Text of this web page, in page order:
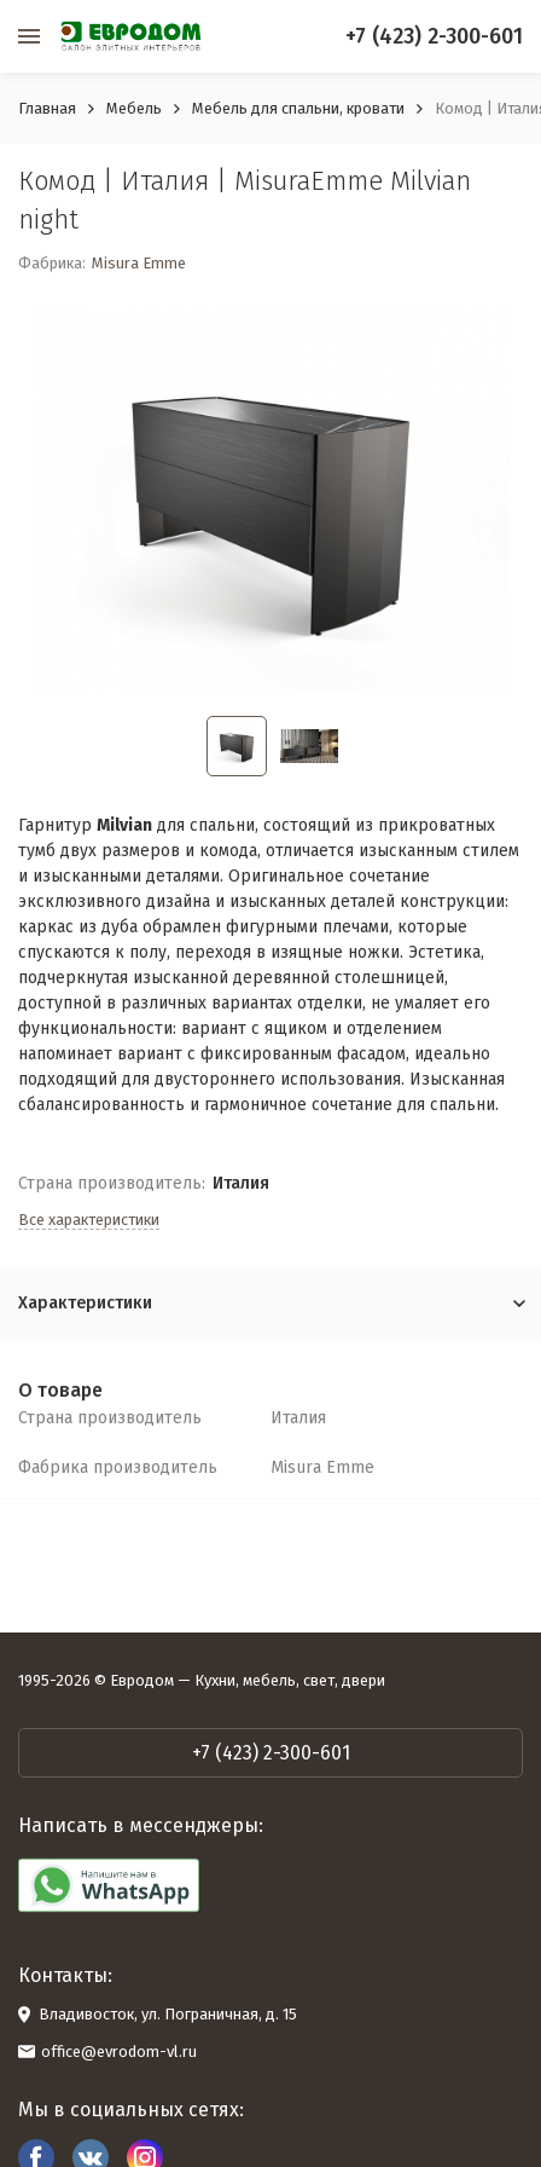
+7 (423) 2-300-601
Главная Мебель Мебель для спальни, кровати Комод |
Комод | Италия | MisuraEmme Milvian
night
Фабрика: Misura Emme
Гарнитур Milvian для спальни, состоящий из прикроватных
тумб двух размеров и комода, отличается изысканным стилем
и изысканными деталями. Оригинальное сочетание
эксклюзивного дизайна и изысканных деталей конструкции:
каркас из дуба обрамлен фигурными плечами, которые
спускаются к полу, переходя в изящные ножки. Эстетика,
подчеркнутая изысканной деревянной столешницей,
доступной в различных вариантах отделки, не умаляет его
функциональности: вариант с ящиком и отделением
напоминает вариант с фиксированным фасадом, идеально
подходящий для двустороннего использования. Изысканная
сбалансированность и гармоничное сочетание для спальни.
Страна производитель: Италия
Все характеристики
Характеристики
О товаре
Страна производитель Италия
Фабрика производитель Misura Emme
1995-2026 © Евродом — Кухни, мебель, свет, двери
+7 (423) 2-300-601
Написать в мессенджеры:
Контакты:
Владивосток, ул. Пограничная, д. 15
office@evrodom-vl.ru
Мы в социальных сетях: